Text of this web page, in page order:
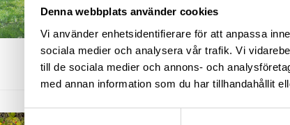
Denna webbplats använder cookies
Vi använder enhetsidentifierare för att anpassa
sociala medier och analysera vår trafik. Vi
till de sociala medier och annons- och
med annan information som du har tillhandahållit
Samtyckesval
Forskaren Tord Ranheim
Forskningskommunikation